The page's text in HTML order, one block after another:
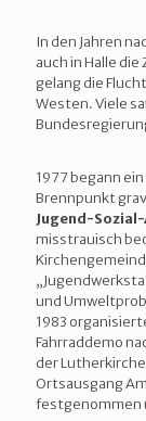
In den Jahren
auch in Halle
gelang die
Westen. Viele
1977 begann
Brennpunkt
Jugend-
misstrauisch
und
1983
Fahrraddemo
der
Ortsausgang
festgenommen